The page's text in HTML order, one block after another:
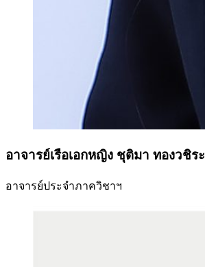
อาจารย์เรือเอกหญิง ชุติมา ทองวชิระ
อาจารย์ประจำภาควิชาฯ